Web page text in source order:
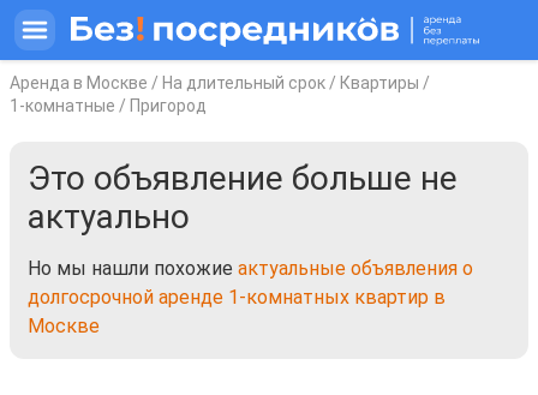
Аренда в Москве / На длительный срок / Квартиры /
1-комнатные / Пригород
Это объявление больше не
актуально
Но мы нашли похожие актуальные объявления о
долгосрочной аренде 1-комнатных квартир в
Москве